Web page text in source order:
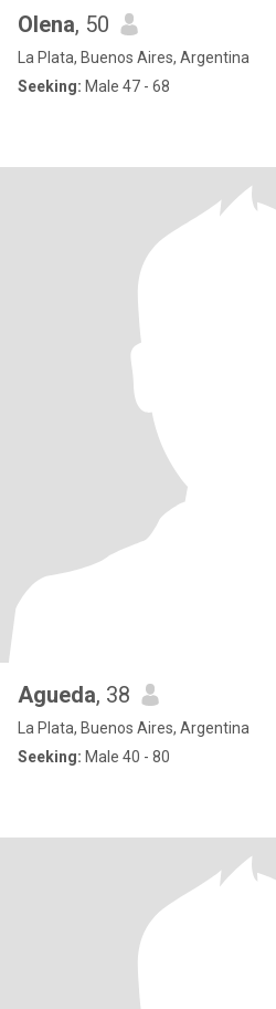
Olena, 50
La Plata, Buenos Aires, Argentina
Seeking: Male 47 - 68
Agueda, 38
La Plata, Buenos Aires, Argentina
Seeking: Male 40 - 80